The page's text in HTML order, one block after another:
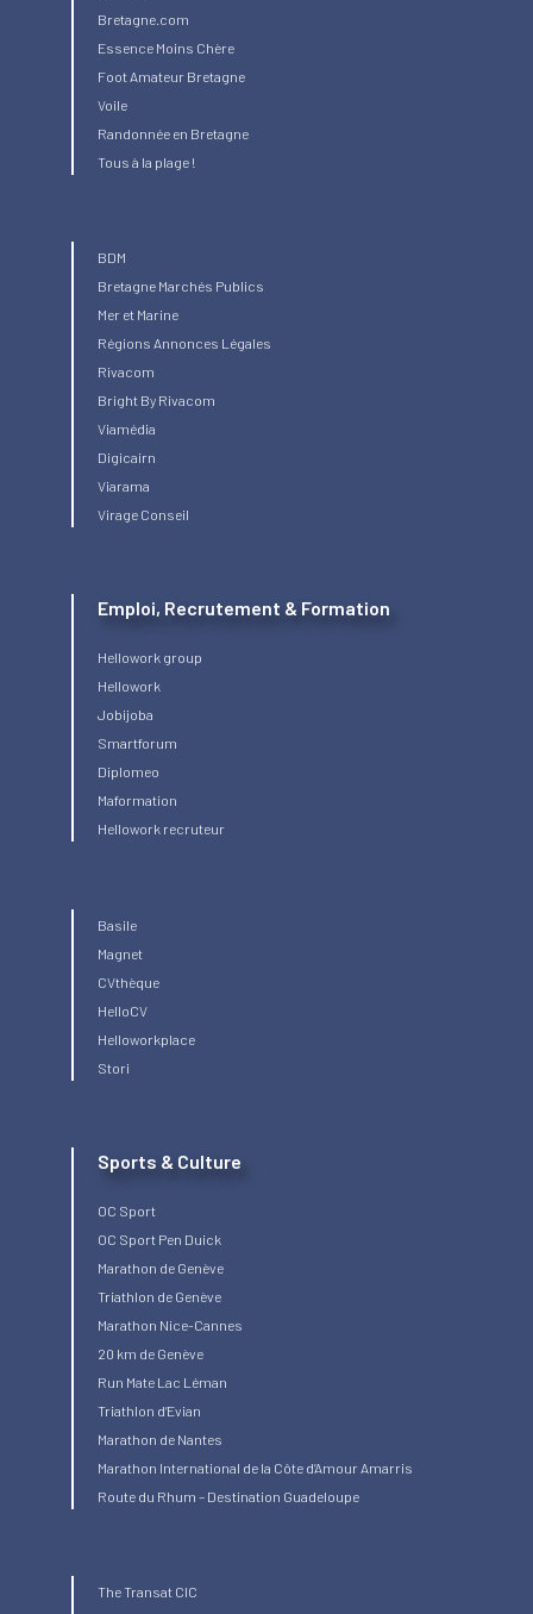
Bretagne.com
Essence Moins Chère
Foot Amateur Bretagne
Voile
Randonnée en Bretagne
Tous à la plage !
BDM
Bretagne Marchés Publics
Mer et Marine
Régions Annonces Légales
Rivacom
Bright By Rivacom
Viamédia
Digicairn
Viarama
Virage Conseil
Emploi, Recrutement & Formation
Hellowork group
Hellowork
Jobijoba
Smartforum
Diplomeo
Maformation
Hellowork recruteur
Basile
Magnet
CVthèque
HelloCV
Helloworkplace
Stori
Sports & Culture
OC Sport
OC Sport Pen Duick
Marathon de Genève
Triathlon de Genève
Marathon Nice-Cannes
20 km de Genève
Run Mate Lac Léman
Triathlon d’Evian
Marathon de Nantes
Marathon International de la Côte d’Amour Amarris
Route du Rhum – Destination Guadeloupe
The Transat CIC